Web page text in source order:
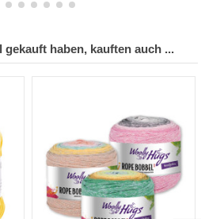
haben, kauften auch ...